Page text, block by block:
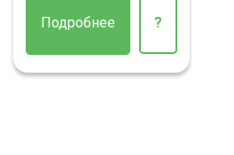
Подробнее ?